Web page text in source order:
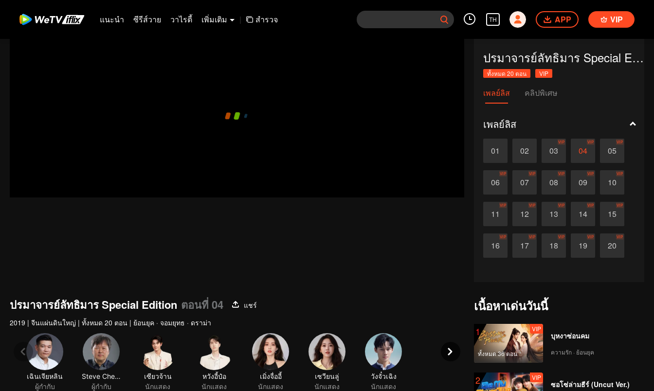
แนะนำ ซีรีส์วาย วาไรตี้ เพิ่มเติม | สำรวจ TH APP VIP
ปรมาจารย์ลัทธิมาร Special Edition
ทั้งหมด 20 ตอน VIP
เพลย์ลิส คลิปพิเศษ
เพลย์ลิส
01 02 03
VIP
04
VIP
05
VIP
06
VIP
07
VIP
08
VIP
09
VIP
10
VIP
11
VIP
12
VIP
13
VIP
14
VIP
15
VIP
16
VIP
17
VIP
18
VIP
19
VIP
20
VIP
ปรมาจารย์ลัทธิมาร Special Edition ตอนที่ 04
แชร์
2019 | จีนแผ่นดินใหญ่ | ทั้งหมด 20 ตอน | ย้อนยุค · จอมยุทธ · ดราม่า
เฉินเจียหลิน
ผู้กำกับ
Steve Cheng
ผู้กำกับ
เซียวจ้าน
นักแสดง
หวังอี้ป๋อ
นักแสดง
เมิ่งจื่ออี้
นักแสดง
เซวียนลู่
นักแสดง
วังจั๋วเฉิง
นักแสดง
เนื้อหาเด่นวันนี้
1
ทั้งหมด 36 ตอน
VIP
บุหงาซ่อนคม
ความรัก · ย้อนยุค
2 VIP
ซอโซ่ล่ามธีร์ (Uncut Ver.)